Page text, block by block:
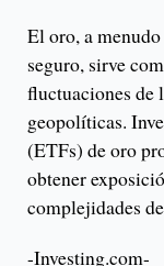
El oro, a
seguro, sirve
fluctuaciones de
geopolíticas.
(ETFs) de oro
obtener
complejidades
-Investing.com-